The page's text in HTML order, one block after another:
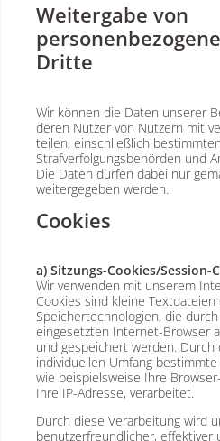
Weitergabe von
Dritte
Wir können die Daten unserer
deren Nutzer von Nutzern mit
teilen, einschließlich
Strafverfolgungsbehörden und
Die Daten dürfen dabei nur
weitergegeben werden.
Cookies
a) Sitzungs-Cookies/Session-
Wir verwenden mit unserem
Cookies sind kleine
Speichertechnologien, die
eingesetzten Internet-Browser
und gespeichert werden.
individuellen Umfang
wie beispielsweise Ihre
Ihre IP-Adresse, verarbeitet.
Durch diese Verarbeitung wird
benutzerfreundlicher, effektiver